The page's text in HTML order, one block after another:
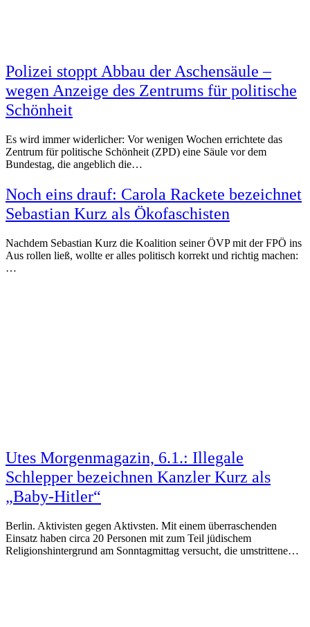
Polizei stoppt Abbau der Aschensäule –
wegen Anzeige des Zentrums für politische
Schönheit
Es wird immer widerlicher: Vor wenigen Wochen errichtete das
Zentrum für politische Schönheit (ZPD) eine Säule vor dem
Bundestag, die angeblich die…
Noch eins drauf: Carola Rackete bezeichnet
Sebastian Kurz als Ökofaschisten
Nachdem Sebastian Kurz die Koalition seiner ÖVP mit der FPÖ ins
Aus rollen ließ, wollte er alles politisch korrekt und richtig machen:
…
Utes Morgenmagazin, 6.1.: Illegale
Schlepper bezeichnen Kanzler Kurz als
„Baby-Hitler“
Berlin. Aktivisten gegen Aktivsten. Mit einem überraschenden
Einsatz haben circa 20 Personen mit zum Teil jüdischem
Religionshintergrund am Sonntagmittag versucht, die umstrittene…